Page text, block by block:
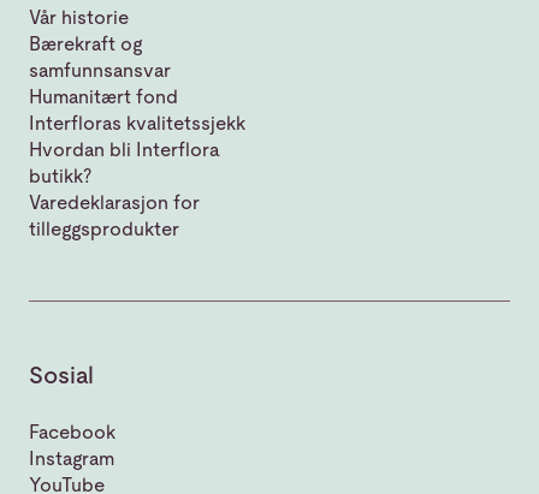
Vår historie
Bærekraft og
samfunnsansvar
Humanitært fond
Interfloras kvalitetssjekk
Hvordan bli Interflora
butikk?
Varedeklarasjon for
tilleggsprodukter
Sosial
Facebook
Instagram
YouTube